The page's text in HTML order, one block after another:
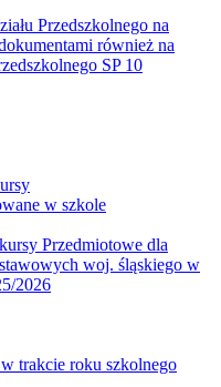
Przedszkolnego na
również na
SP 10
w szkole
Przedmiotowe dla
woj. śląskiego w
2026
trakcie roku szkolnego